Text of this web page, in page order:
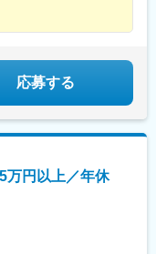
応募する
万円以上／年休